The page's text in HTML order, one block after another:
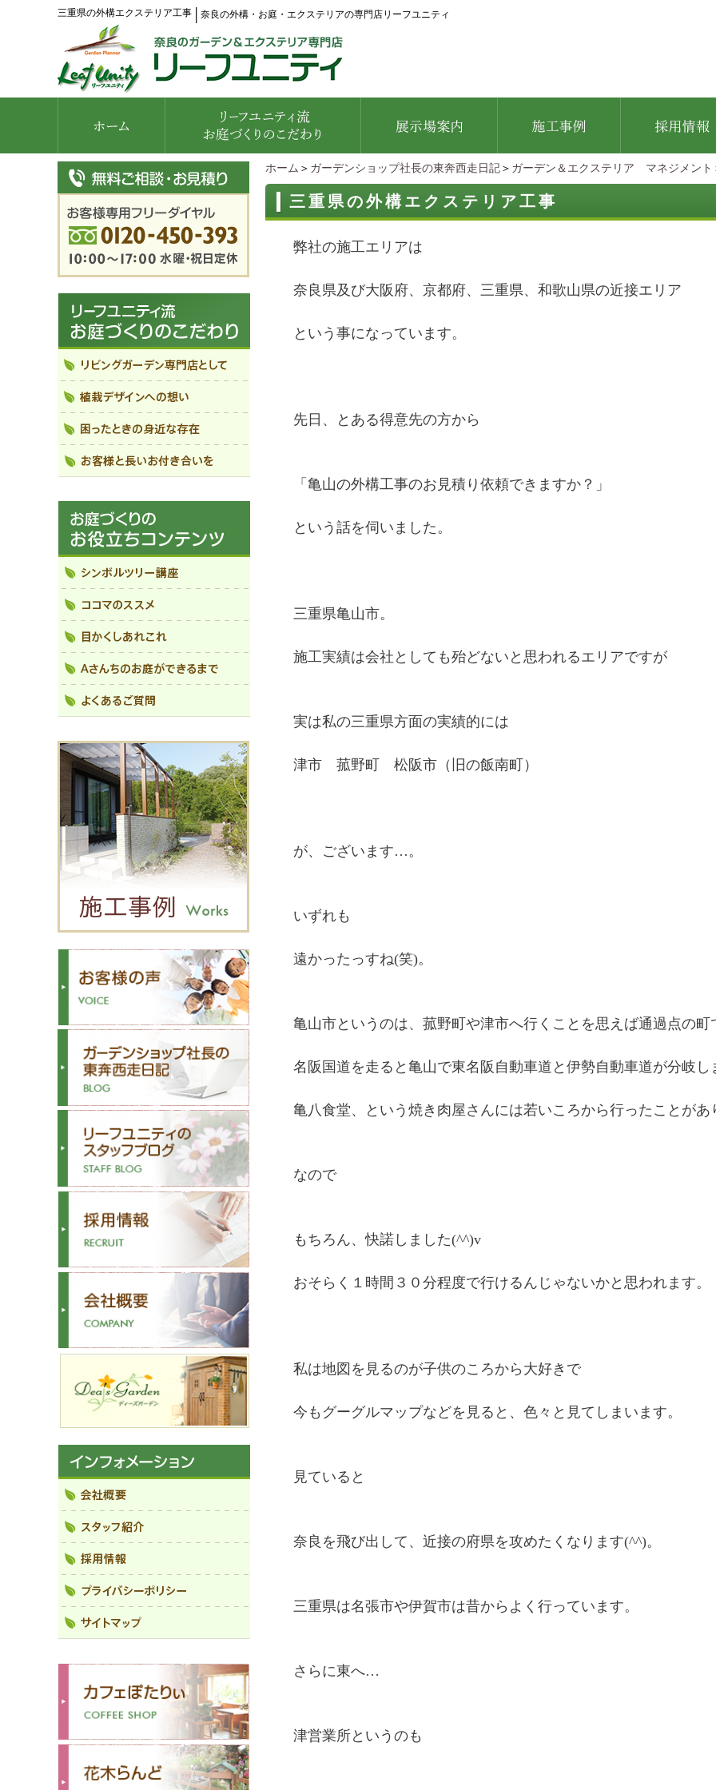
三重県の外構エクステリア工事 奈良の外構・お庭・エクステリアの専門店リーフユニティ
ホーム ＞ ガーデンショップ社長の東奔西走日記 ＞ ガーデン＆エクステリア マネジメント
三重県の外構エクステリア工事
弊社の施工エリアは
奈良県及び大阪府、京都府、三重県、和歌山県の近接エリア
という事になっています。
先日、とある得意先の方から
「亀山の外構工事のお見積り依頼できますか？」
という話を伺いました。
三重県亀山市。
施工実績は会社としても殆どないと思われるエリアですが
実は私の三重県方面の実績的には
津市 菰野町 松阪市（旧の飯南町）
が、ございます…。
いずれも
遠かったっすね(笑)。
亀山市というのは、菰野町や津市へ行くことを思えば通過点の町
名阪国道を走ると亀山で東名阪自動車道と伊勢自動車道が分岐
亀八食堂、という焼き肉屋さんには若いころから行ったことがあ
なので
もちろん、快諾しました(^^)v
おそらく１時間３０分程度で行けるんじゃないかと思われます。
私は地図を見るのが子供のころから大好きで
今もグーグルマップなどを見ると、色々と見てしまいます。
見ていると
奈良を飛び出して、近接の府県を攻めたくなります(^^)。
三重県は名張市や伊賀市は昔からよく行っています。
さらに東へ…
津営業所というのも